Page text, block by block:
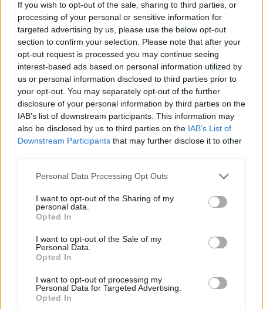
If you wish to opt-out of the sale, sharing to third parties, or
processing of your personal or sensitive information for
targeted advertising by us, please use the below opt-out
section to confirm your selection. Please note that after your
opt-out request is processed you may continue seeing
interest-based ads based on personal information utilized by
us or personal information disclosed to third parties prior to
your opt-out. You may separately opt-out of the further
disclosure of your personal information by third parties on the
IAB’s list of downstream participants. This information may
also be disclosed by us to third parties on the IAB’s List of
Downstream Participants that may further disclose it to other
Personal Data Processing Opt Outs
I want to opt-out of the Sharing of my
personal data.
Opted In
I want to opt-out of the Sale of my
Personal Data.
Opted In
I want to opt-out of processing my
Personal Data for Targeted Advertising.
Opted In
Kommenttiosio
Heräsikö ajatuksia? Kerro mielipiteesi.Tutustu kuitenkin
sääntöihin.
✨ Nimikone
KOMMENTTIA